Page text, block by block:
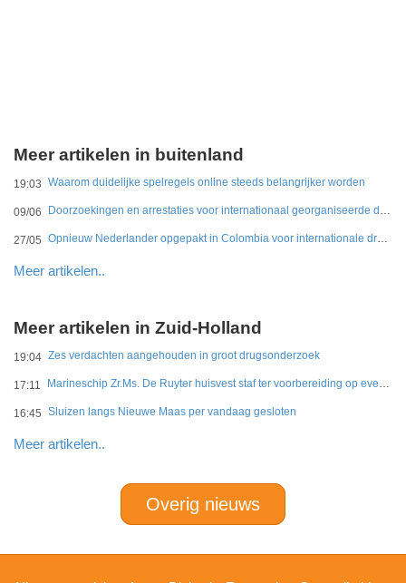
Meer artikelen in buitenland
19:03 Waarom duidelijke spelregels online steeds belangrijker worden
09/06 Doorzoekingen en arrestaties voor internationaal georganiseerde drugshandel in Duitsland en Nederland
27/05 Opnieuw Nederlander opgepakt in Colombia voor internationale drugshandel
Meer artikelen..
Meer artikelen in Zuid-Holland
19:04 Zes verdachten aangehouden in groot drugsonderzoek
17:11 Marineschip Zr.Ms. De Ruyter huisvest staf ter voorbereiding op eventuele Hormuz-missie
16:45 Sluizen langs Nieuwe Maas per vandaag gesloten
Meer artikelen..
Overig nieuws